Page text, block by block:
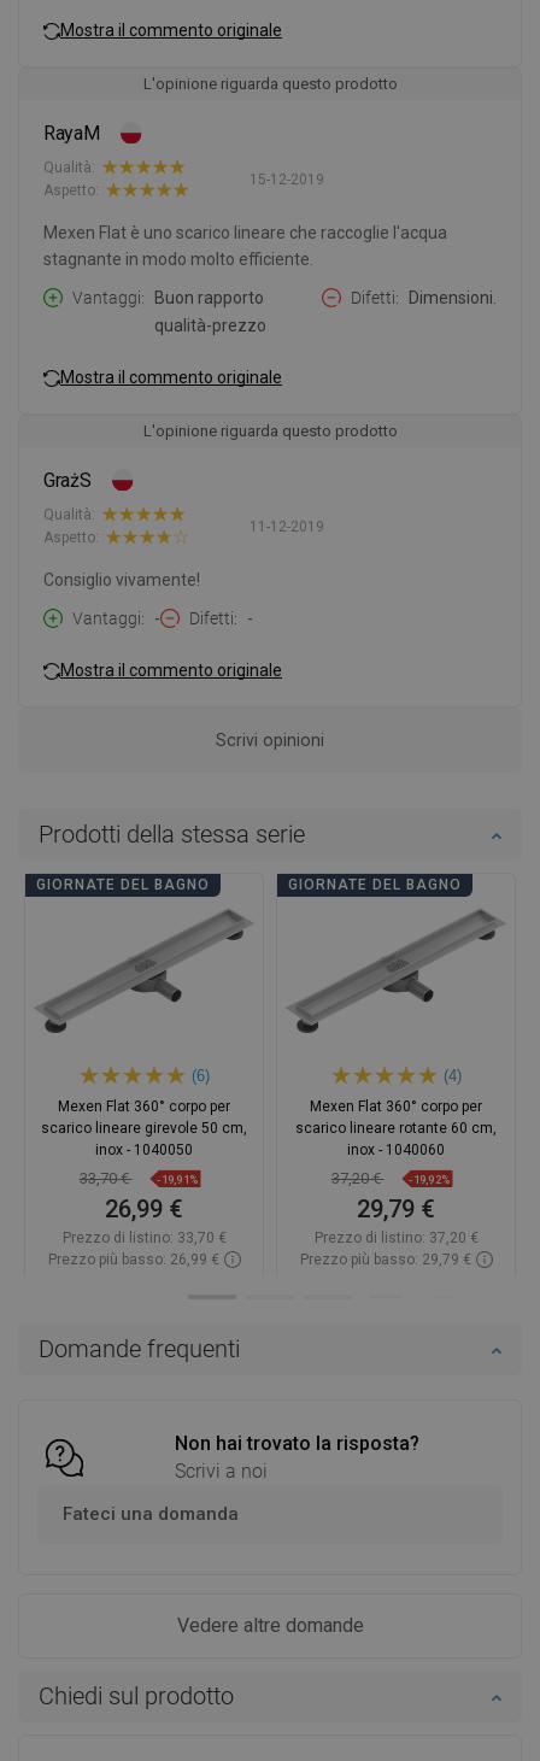
Domande frequenti
Non hai trovato la risposta?
Scrivi a noi
Fateci una domanda
Vedere altre domande
Mostra il commento originale
L'opinione riguarda questo prodotto
RayaM
15-12-2019
Qualità:
Aspetto:
Mexen Flat è uno scarico lineare che raccoglie l'acqua
stagnante in modo molto efficiente.
Vantaggi
Buon rapporto
qualità-prezzo
Difetti Dimensioni.
Mostra il commento originale
L'opinione riguarda questo prodotto
GrażS
11-12-2019
Qualità:
Aspetto:
Consiglio vivamente!
Vantaggi
- Difetti -
Mostra il commento originale
Scrivi opinioni
Chiedi sul prodotto
Prodotti della stessa serie
GIORNATE DEL BAGNO
(6)
Mexen Flat 360° corpo per
scarico lineare girevole 50 cm,
inox - 1040050
33,70 € -19,91%
26,99 €
Prezzo di listino: 33,70 €
Prezzo più basso: 26,99 €
GIORNATE DEL BAGNO
(4)
Mexen Flat 360° corpo per
scarico lineare rotante 60 cm,
inox - 1040060
37,20 € -19,92%
29,79 €
Prezzo di listino: 37,20 €
Prezzo più basso: 29,79 €